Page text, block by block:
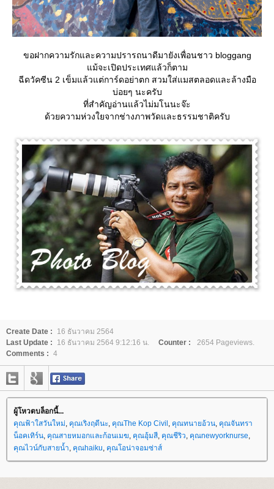
ขอฝากความรักและความปรารถนาดีมายังเพื่อนชาว bloggang
ม้จะเปิดประเทศแล้วก็ตาม
ฉีดวัคซีน 2 เข็มแล้วแต่การ์ดอย่าตก สวมใส่แมสตลอดและล้างมือ
บ่อยๆ นะครับ
ที่สำคัญอ่านแล้วไม่มโนนะจ๊ะ
ด้วยความห่วงใยจากช่างภาพวัดและธรรมชาติครับ
Create Date :
16 ธันวาคม 2564
Last Update :
16 ธันวาคม 2564 9:12:16 น. Counter :
2654 Pageviews.
Comments : 4
ผู้โหวตบล็อกนี้...
คุณฟ้าใสวันใหม่, คุณเริงฤดีนะ, คุณThe Kop Civil , คุณทนายอ้วน, คุณจันทรา
น็อคเทิร์น, คุณสายหมอกและก้อนเมฆ, คุณอุ้มสี, คุณชีริว, คุณnewyorknurse,
คุณไวน์กับสายน้ำ, คุณhaiku, คุณโอน่าจอมซ่าส์